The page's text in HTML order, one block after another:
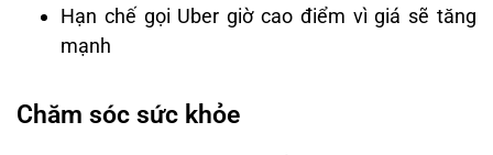
Hạn chế gọi Uber giờ cao điểm vì giá sẽ tăng
mạnh
Chăm sóc sức khỏe